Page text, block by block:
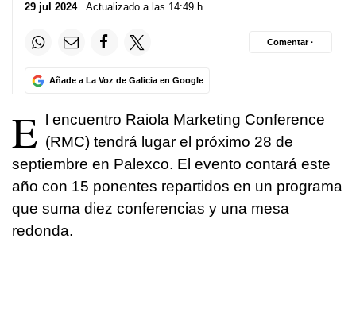
29 jul 2024. Actualizado a las 14:49 h.
Añade a La Voz de Galicia en Google
Comentar ·
E
l encuentro Raiola Marketing Conference
(RMC) tendrá lugar el próximo 28 de
septiembre en Palexco. El evento contará este
año con 15 ponentes repartidos en un programa
que suma diez conferencias y una mesa
redonda.